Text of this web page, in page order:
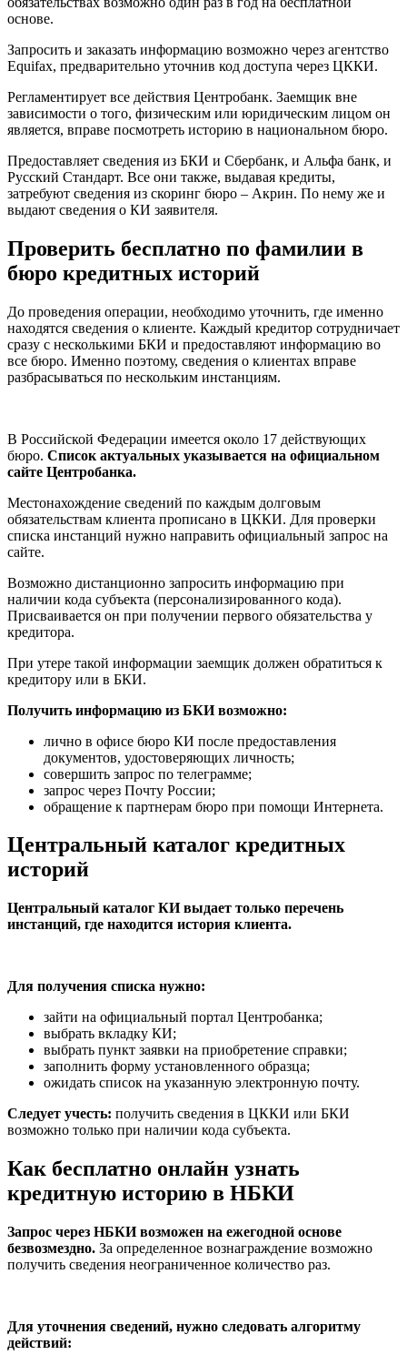
основе.
Запросить и заказать информацию возможно через агентство
Equifax, предварительно уточнив код доступа через ЦККИ.
Регламентирует все действия Центробанк. Заемщик вне
зависимости о того, физическим или юридическим лицом он
является, вправе посмотреть историю в национальном бюро.
Предоставляет сведения из БКИ и Сбербанк, и Альфа банк, и
Русский Стандарт. Все они также, выдавая кредиты,
затребуют сведения из скоринг бюро – Акрин. По нему же и
выдают сведения о КИ заявителя.
Проверить бесплатно по фамилии в
бюро кредитных историй
До проведения операции, необходимо уточнить, где именно
находятся сведения о клиенте. Каждый кредитор сотрудничает
сразу с несколькими БКИ и предоставляют информацию во
все бюро. Именно поэтому, сведения о клиентах вправе
разбрасываться по нескольким инстанциям.
В Российской Федерации имеется около 17 действующих
бюро. Список актуальных указывается на официальном
сайте Центробанка.
Местонахождение сведений по каждым долговым
обязательствам клиента прописано в ЦККИ. Для проверки
списка инстанций нужно направить официальный запрос на
сайте.
Возможно дистанционно запросить информацию при
наличии кода субъекта (персонализированного кода).
Присваивается он при получении первого обязательства у
кредитора.
При утере такой информации заемщик должен обратиться к
кредитору или в БКИ.
Получить информацию из БКИ возможно:
лично в офисе бюро КИ после предоставления
документов, удостоверяющих личность;
совершить запрос по телеграмме;
запрос через Почту России;
обращение к партнерам бюро при помощи Интернета.
Центральный каталог кредитных
историй
Центральный каталог КИ выдает только перечень
инстанций, где находится история клиента.
Для получения списка нужно:
зайти на официальный портал Центробанка;
выбрать вкладку КИ;
выбрать пункт заявки на приобретение справки;
заполнить форму установленного образца;
ожидать список на указанную электронную почту.
Следует учесть: получить сведения в ЦККИ или БКИ
возможно только при наличии кода субъекта.
Как бесплатно онлайн узнать
кредитную историю в НБКИ
Запрос через НБКИ возможен на ежегодной основе
безвозмездно. За определенное вознаграждение возможно
получить сведения неограниченное количество раз.
Для уточнения сведений, нужно следовать алгоритму
действий: